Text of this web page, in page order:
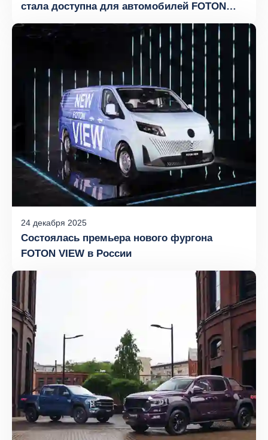
стала доступна для автомобилей FOTON
TUNLAND G7, V7 и V9
24 декабря 2025
Состоялась премьера нового фургона
FOTON VIEW в России